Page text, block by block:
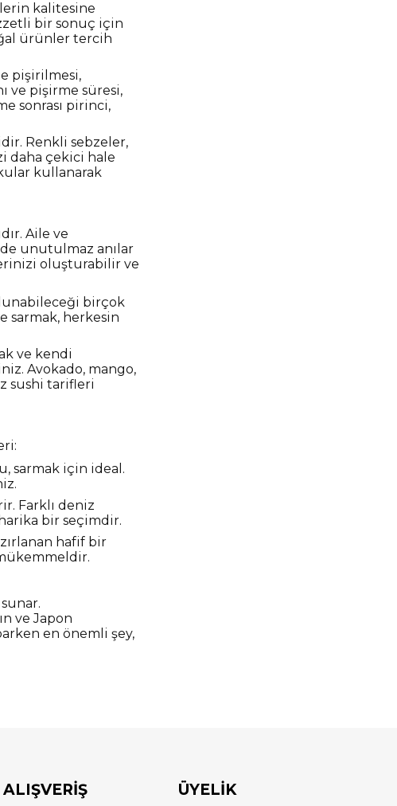
kalitesine
bir sonuç için
ürünler tercih
pişirilmesi,
ve pişirme süresi,
sonrası pirinci,
Renkli sebzeler,
daha çekici hale
kullanarak
Aile ve
unutulmaz anılar
oluşturabilir ve
birçok
sarmak, herkesin
ve kendi
Avokado, mango,
sushi tarifleri
sarmak için ideal.
Farklı deniz
bir seçimdir.
hafif bir
ve Japon
en önemli şey,
ALIŞVERİŞ ÜYELİK